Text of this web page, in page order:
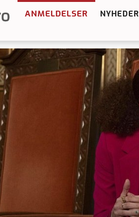
ANMELDELSER NYHEDER